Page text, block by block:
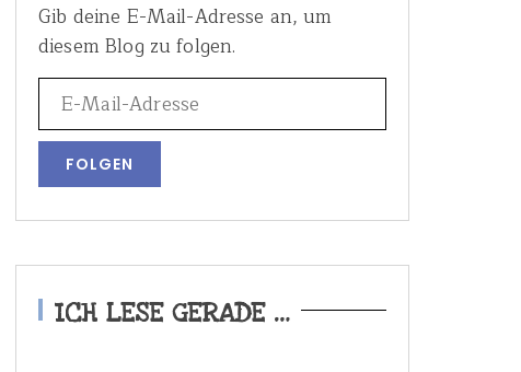
Gib deine E-Mail-Adresse an, um
diesem Blog zu folgen.
ICH LESE GERADE …